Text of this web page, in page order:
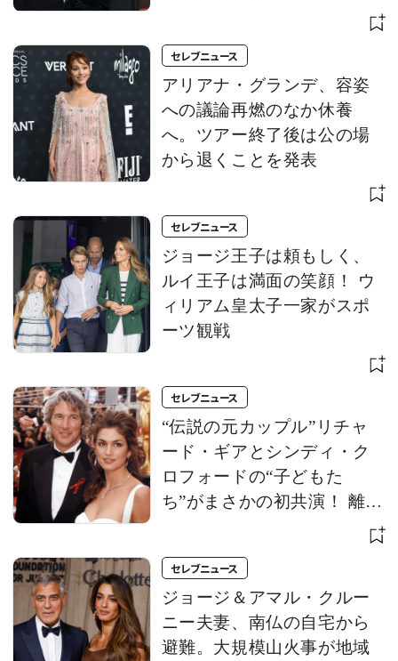
セレブニュース
アリアナ・グランデ、容姿
への議論再燃のなか休養
へ。ツアー終了後は公の場
から退くことを発表
セレブニュース
ジョージ王子は頼もしく、
ルイ王子は満面の笑顔！ ウ
ィリアム皇太子一家がスポ
ーツ観戦
セレブニュース
“伝説の元カップル”リチャ
ード・ギアとシンディ・ク
ロフォードの“子どもた
ち”がまさかの初共演！ 離婚
から約30年、次世代スター
セレブニュース
ジョージ＆アマル・クルー
ニー夫妻、南仏の自宅から
避難。大規模山火事が地域